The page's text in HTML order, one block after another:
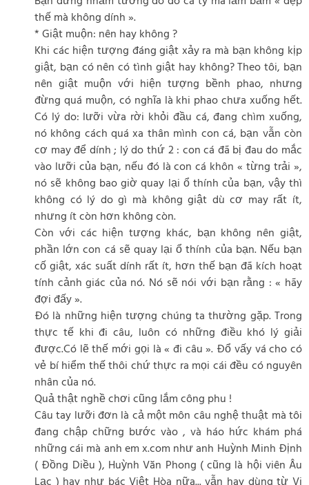
thế mà không dính ».
* Giật muộn: nên hay không ?
Khi các hiện tượng đáng giật xảy ra mà bạn không kịp
giật, bạn có nên có tình giật hay không? Theo tôi, bạn
nên giật muộn với hiện tượng bềnh phao, nhưng
đừng quá muộn, có nghĩa là khi phao chưa xuống hết.
Có lý do: lưỡi vừa rời khỏi đầu cá, đang chìm xuống,
nó không cách quá xa thân mình con cá, bạn vẫn còn
cơ may để dính ; lý do thứ 2 : con cá đã bị đau do mắc
vào lưỡi của bạn, nếu đó là con cá khôn « từng trải »,
nó sẽ không bao giờ quay lại ổ thính của bạn, vậy thì
không có lý do gì mà không giật dù cơ may rất ít,
nhưng ít còn hơn không còn.
Còn với các hiện tượng khác, bạn không nên giật,
phần lớn con cá sẽ quay lại ổ thính của bạn. Nếu bạn
cố giật, xác suất dính rất ít, hơn thế bạn đã kích hoạt
tính cảnh giác của nó. Nó sẽ nói với bạn rằng : « hãy
đợi đấy ».
Đó là những hiện tượng chúng ta thường gặp. Trong
thực tế khi đi câu, luôn có những điều khó lý giải
được.Có lẽ thế mới gọi là « đi câu ». Đổ vấy vá cho có
vẻ bí hiểm thế thôi chứ thực ra mọi cái đều có nguyên
nhân của nó.
Quả thật nghề chơi cũng lắm công phu !
Câu tay lưỡi đơn là cả một môn câu nghệ thuật mà tôi
đang chập chững bước vào , và háo hức khám phá
những cái mà anh em x.com như anh Huỳnh Minh Định
( Đồng Diều ), Huỳnh Văn Phong ( cũng là hội viên Âu